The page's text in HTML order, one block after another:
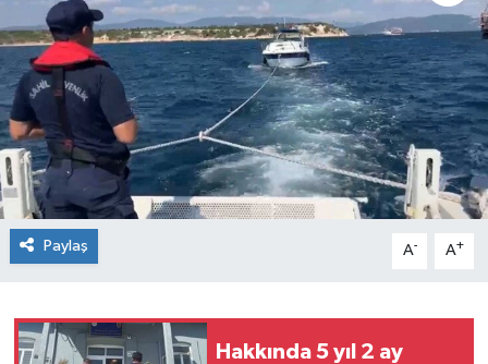
Paylaş A- A+
Hakkında 5 yıl 2 ay